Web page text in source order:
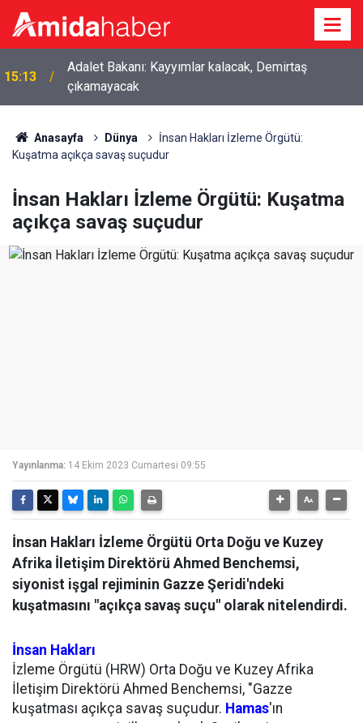
15:13
Adalet Bakanı: Kayyımlar kalacak, Demirtaş
çıkamayacak
Anasayfa Dünya
İnsan Hakları İzleme Örgütü:
Kuşatma açıkça savaş suçudur
İnsan Hakları İzleme Örgütü: Kuşatma
açıkça savaş suçudur
Yayınlanma: 14 Ekim 2023 Cumartesi 09:55
İnsan Hakları İzleme Örgütü Orta Doğu ve Kuzey
Afrika İletişim Direktörü Ahmed Benchemsi,
siyonist işgal rejiminin Gazze Şeridi'ndeki
kuşatmasını "açıkça savaş suçu" olarak nitelendirdi.
İnsan Hakları
İzleme Örgütü (HRW) Orta Doğu ve Kuzey Afrika
İletişim Direktörü Ahmed Benchemsi, "Gazze
kuşatması açıkça savaş suçudur. Hamas'ın